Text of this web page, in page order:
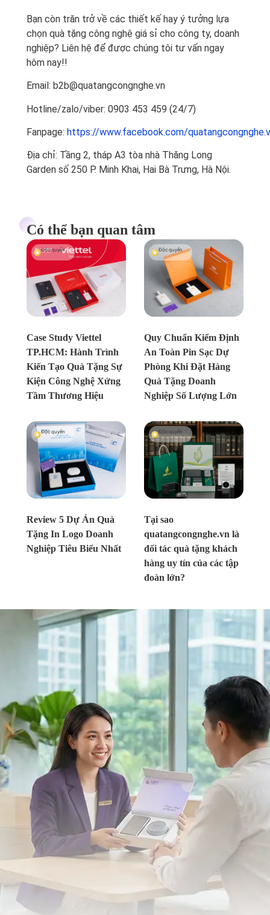
Bạn còn trăn trở về các thiết kế hay ý tưởng lựa
chọn quà tặng công nghệ giá sỉ cho công ty, doanh
nghiệp? Liên hệ để được chúng tôi tư vấn ngay
hôm nay!!
Email: b2b@quatangcongnghe.vn
Hotline/zalo/viber: 0903 453 459 (24/7)
Fanpage: https://www.facebook.com/
Địa chỉ: Tầng 2, tháp A3 tòa nhà Thăng Long
Garden số 250 P. Minh Khai, Hai Bà Trưng, Hà Nội.
Có thể bạn quan tâm
Case Study Viettel
TP.HCM: Hành Trình
Kiến Tạo Quà Tặng Sự
Kiện Công Nghệ Xứng
Tầm Thương Hiệu
Độc quyền
Quy Chuẩn Kiểm Định
An Toàn Pin Sạc Dự
Phòng Khi Đặt Hàng
Quà Tặng Doanh
Nghiệp Số Lượng Lớn
Độc quyền
Review 5 Dự Án Quà
Tặng In Logo Doanh
Nghiệp Tiêu Biểu Nhất
Độc quyền
Tại sao
quatangcongnghe.vn là
đối tác quà tặng khách
hàng uy tín của các tập
đoàn lớn?
Độc quyền